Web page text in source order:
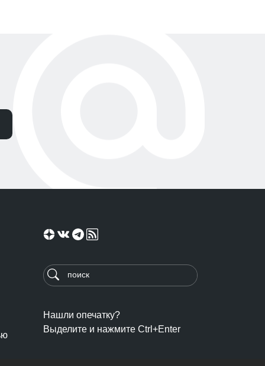
Нашли опечатку?
Выделите и нажмите Ctrl+Enter